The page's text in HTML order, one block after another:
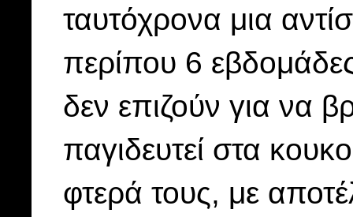
ταυτόχρονα μια
περίπου 6
δεν επιζούν για να
παγιδευτεί στα
φτερά τους, με